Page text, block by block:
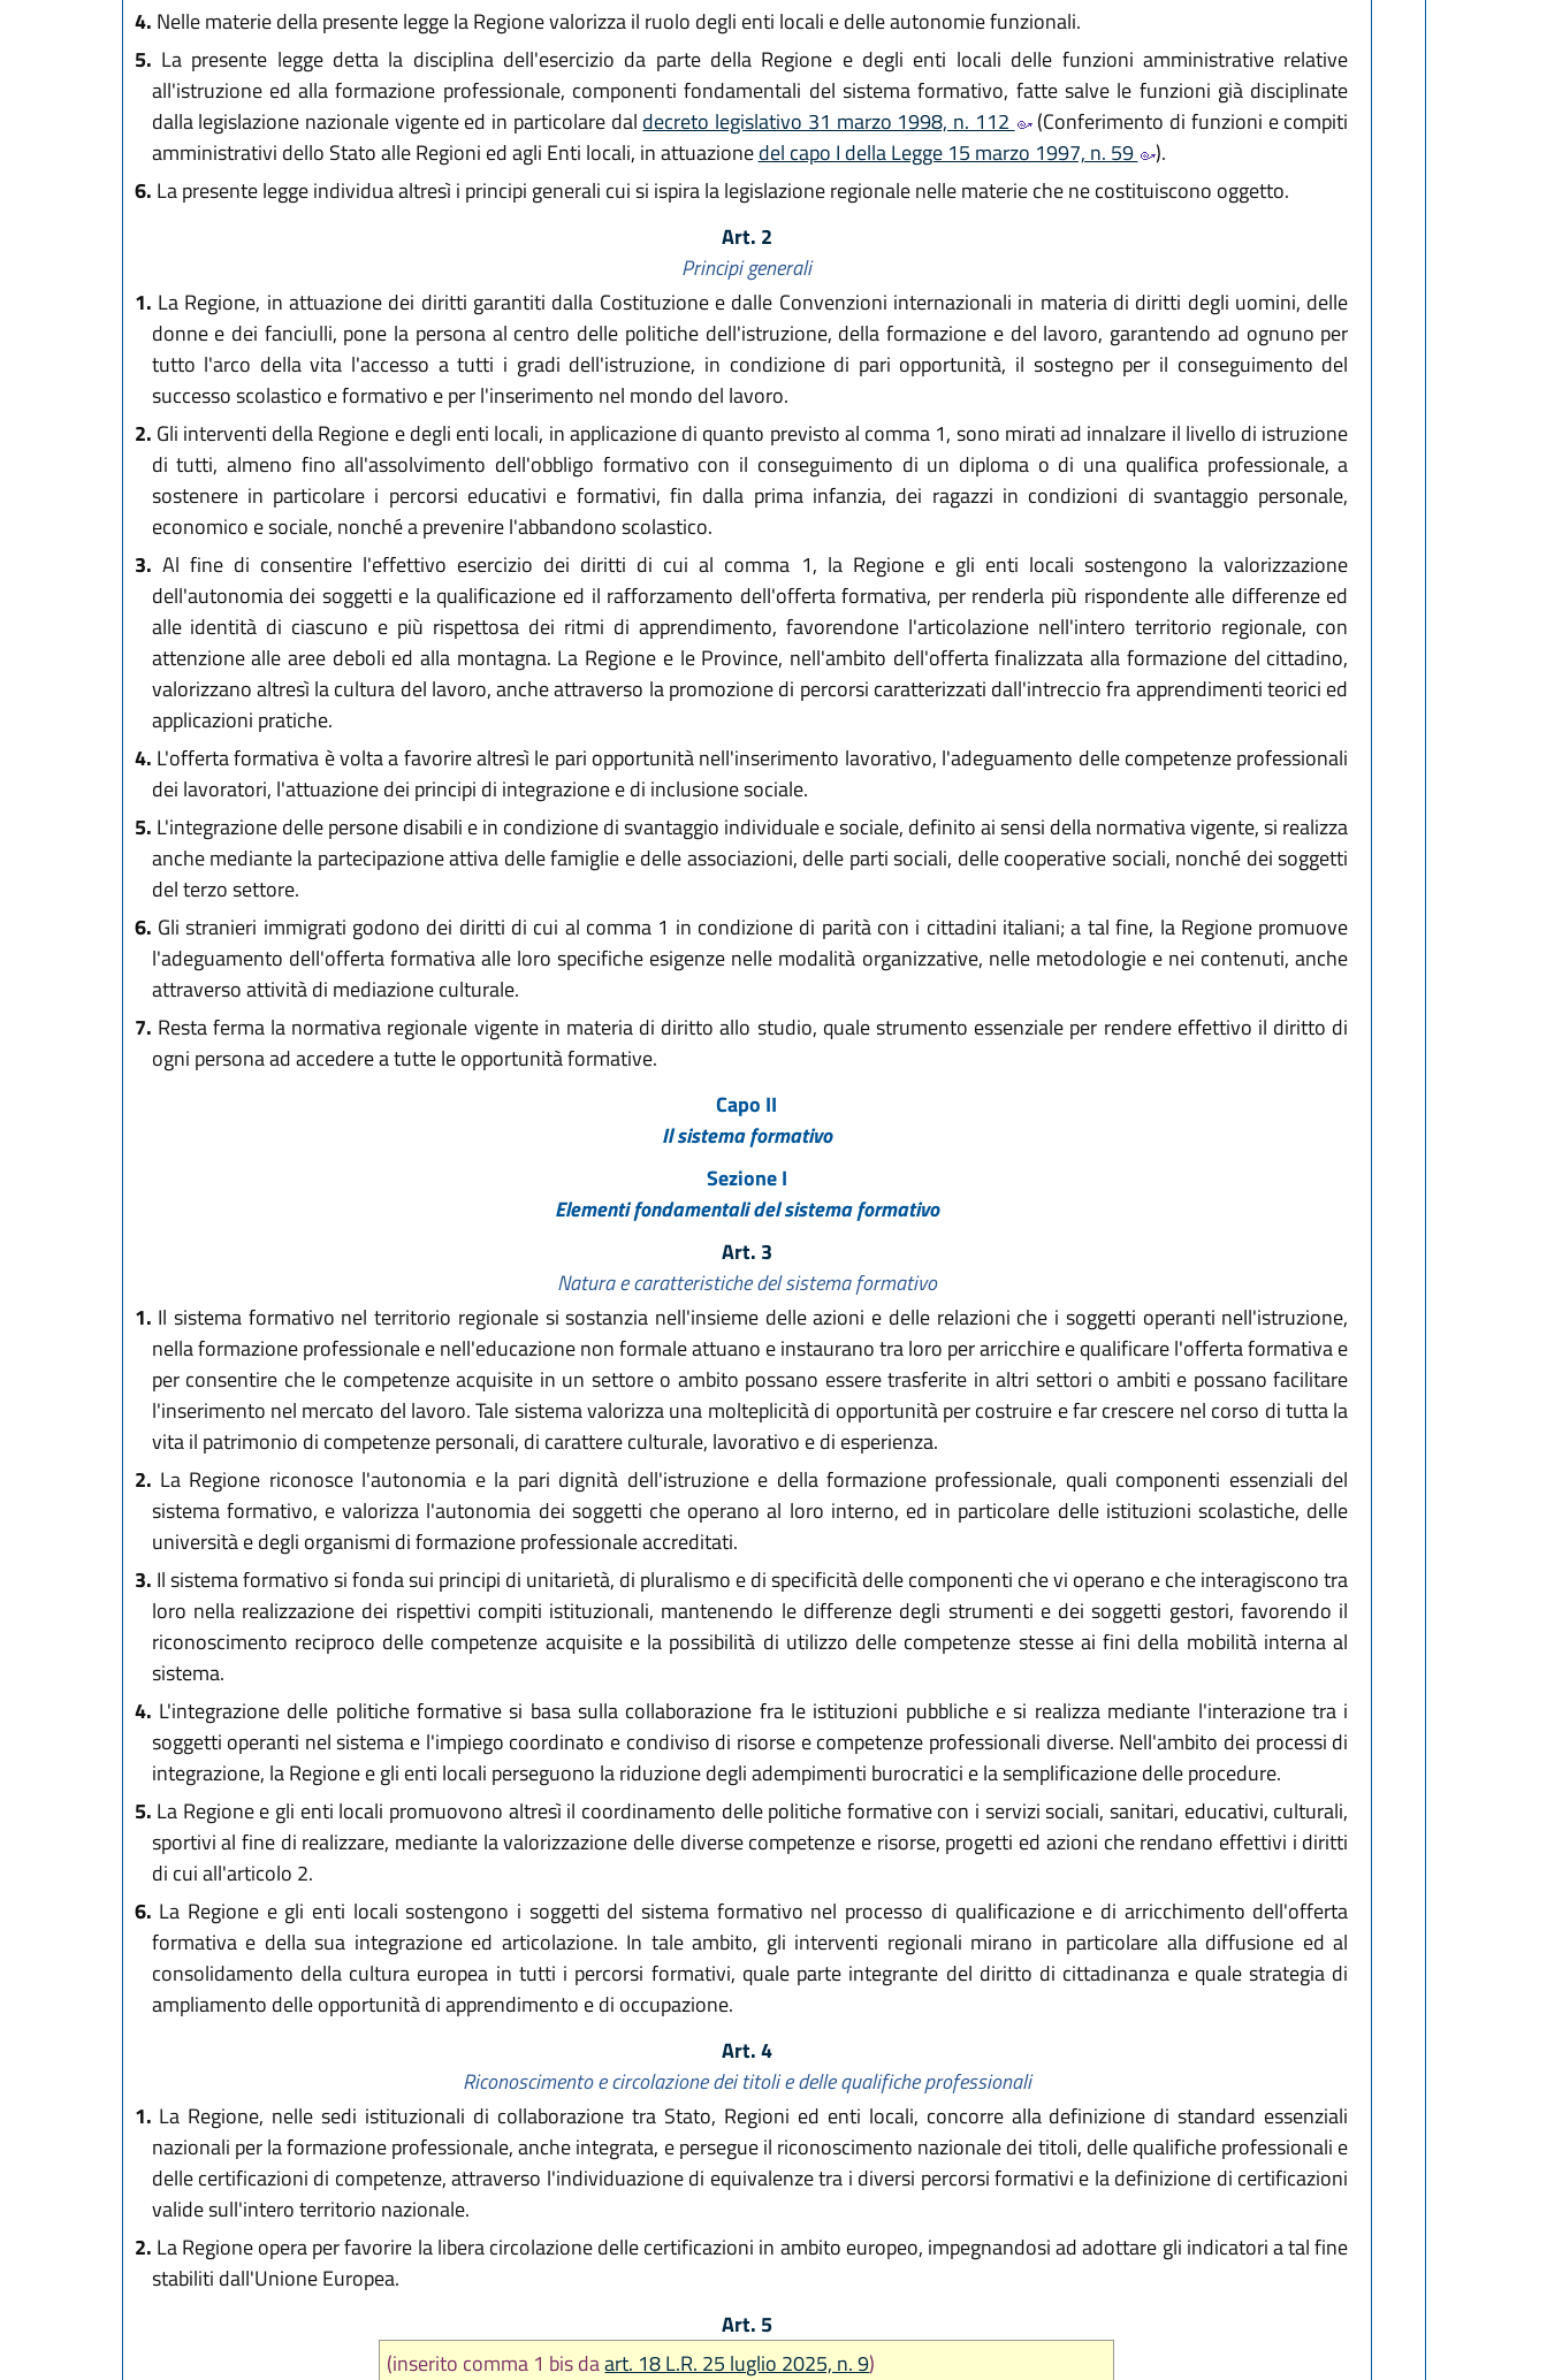
4. Nelle materie della presente legge la Regione valorizza il ruolo degli enti locali e delle autonomie funzionali.
5. La presente legge detta la disciplina dell'esercizio da parte della Regione e degli enti locali delle funzioni amministrative relative
all'istruzione ed alla formazione professionale, componenti fondamentali del sistema formativo, fatte salve le funzioni già disciplinate
dalla legislazione nazionale vigente ed in particolare dal decreto legislativo 31 marzo 1998, n. 112
(Conferimento di funzioni e compiti
amministrativi dello Stato alle Regioni ed agli Enti locali, in attuazionedel capo I della Legge 15 marzo 1997, n. 59
).
6. La presente legge individua altresì i principi generali cui si ispira la legislazione regionale nelle materie che ne costituiscono oggetto.
Art. 2
Principi generali
1. La Regione, in attuazione dei diritti garantiti dalla Costituzione e dalle Convenzioni internazionali in materia di diritti degli uomini, delle
donne e dei fanciulli, pone la persona al centro delle politiche dell'istruzione, della formazione e del lavoro, garantendo ad ognuno per
tutto l'arco della vita l'accesso a tutti i gradi dell'istruzione, in condizione di pari opportunità, il sostegno per il conseguimento del
successo scolastico e formativo e per l'inserimento nel mondo del lavoro.
2. Gli interventi della Regione e degli enti locali, in applicazione di quanto previsto al comma 1, sono mirati ad innalzare il livello di istruzione
di tutti, almeno fino all'assolvimento dell'obbligo formativo con il conseguimento di un diploma o di una qualifica professionale, a
sostenere in particolare i percorsi educativi e formativi, fin dalla prima infanzia, dei ragazzi in condizioni di svantaggio personale,
economico e sociale, nonché a prevenire l'abbandono scolastico.
3. Al fine di consentire l'effettivo esercizio dei diritti di cui al comma 1, la Regione e gli enti locali sostengono la valorizzazione
dell'autonomia dei soggetti e la qualificazione ed il rafforzamento dell'offerta formativa, per renderla più rispondente alle differenze ed
alle identità di ciascuno e più rispettosa dei ritmi di apprendimento, favorendone l'articolazione nell'intero territorio regionale, con
attenzione alle aree deboli ed alla montagna. La Regione e le Province, nell'ambito dell'offerta finalizzata alla formazione del cittadino,
valorizzano altresì la cultura del lavoro, anche attraverso la promozione di percorsi caratterizzati dall'intreccio fra apprendimenti teorici ed
applicazioni pratiche.
4. L'offerta formativa è volta a favorire altresì le pari opportunità nell'inserimento lavorativo, l'adeguamento delle competenze professionali
dei lavoratori, l'attuazione dei principi di integrazione e di inclusione sociale.
5. L'integrazione delle persone disabili e in condizione di svantaggio individuale e sociale, definito ai sensi della normativa vigente, si realizza
anche mediante la partecipazione attiva delle famiglie e delle associazioni, delle parti sociali, delle cooperative sociali, nonché dei soggetti
del terzo settore.
6. Gli stranieri immigrati godono dei diritti di cui al comma 1 in condizione di parità con i cittadini italiani; a tal fine, la Regione promuove
l'adeguamento dell'offerta formativa alle loro specifiche esigenze nelle modalità organizzative, nelle metodologie e nei contenuti, anche
attraverso attività di mediazione culturale.
7. Resta ferma la normativa regionale vigente in materia di diritto allo studio, quale strumento essenziale per rendere effettivo il diritto di
ogni persona ad accedere a tutte le opportunità formative.
Capo II
Il sistema formativo
Sezione I
Elementi fondamentali del sistema formativo
Art. 3
Natura e caratteristiche del sistema formativo
1. Il sistema formativo nel territorio regionale si sostanzia nell'insieme delle azioni e delle relazioni che i soggetti operanti nell'istruzione,
nella formazione professionale e nell'educazione non formale attuano e instaurano tra loro per arricchire e qualificare l'offerta formativa e
per consentire che le competenze acquisite in un settore o ambito possano essere trasferite in altri settori o ambiti e possano facilitare
l'inserimento nel mercato del lavoro. Tale sistema valorizza una molteplicità di opportunità per costruire e far crescere nel corso di tutta la
vita il patrimonio di competenze personali, di carattere culturale, lavorativo e di esperienza.
2. La Regione riconosce l'autonomia e la pari dignità dell'istruzione e della formazione professionale, quali componenti essenziali del
sistema formativo, e valorizza l'autonomia dei soggetti che operano al loro interno, ed in particolare delle istituzioni scolastiche, delle
università e degli organismi di formazione professionale accreditati.
3. Il sistema formativo si fonda sui principi di unitarietà, di pluralismo e di specificità delle componenti che vi operano e che interagiscono tra
loro nella realizzazione dei rispettivi compiti istituzionali, mantenendo le differenze degli strumenti e dei soggetti gestori, favorendo il
riconoscimento reciproco delle competenze acquisite e la possibilità di utilizzo delle competenze stesse ai fini della mobilità interna al
sistema.
4. L'integrazione delle politiche formative si basa sulla collaborazione fra le istituzioni pubbliche e si realizza mediante l'interazione tra i
soggetti operanti nel sistema e l'impiego coordinato e condiviso di risorse e competenze professionali diverse. Nell'ambito dei processi di
integrazione, la Regione e gli enti locali perseguono la riduzione degli adempimenti burocratici e la semplificazione delle procedure.
5. La Regione e gli enti locali promuovono altresì il coordinamento delle politiche formative con i servizi sociali, sanitari, educativi, culturali,
sportivi al fine di realizzare, mediante la valorizzazione delle diverse competenze e risorse, progetti ed azioni che rendano effettivi i diritti
di cui all'articolo 2.
6. La Regione e gli enti locali sostengono i soggetti del sistema formativo nel processo di qualificazione e di arricchimento dell'offerta
formativa e della sua integrazione ed articolazione. In tale ambito, gli interventi regionali mirano in particolare alla diffusione ed al
consolidamento della cultura europea in tutti i percorsi formativi, quale parte integrante del diritto di cittadinanza e quale strategia di
ampliamento delle opportunità di apprendimento e di occupazione.
Art. 4
Riconoscimento e circolazione dei titoli e delle qualifiche professionali
1. La Regione, nelle sedi istituzionali di collaborazione tra Stato, Regioni ed enti locali, concorre alla definizione di standard essenziali
nazionali per la formazione professionale, anche integrata, e persegue il riconoscimento nazionale dei titoli, delle qualifiche professionali e
delle certificazioni di competenze, attraverso l'individuazione di equivalenze tra i diversi percorsi formativi e la definizione di certificazioni
valide sull'intero territorio nazionale.
2. La Regione opera per favorire la libera circolazione delle certificazioni in ambito europeo, impegnandosi ad adottare gli indicatori a tal fine
stabiliti dall'Unione Europea.
Art. 5
(inserito comma 1 bis daart. 18 L.R. 25 luglio 2025, n. 9)